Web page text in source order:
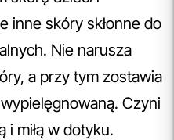
inne skóry skłonne do
Nie narusza
a przy tym zostawia
Czyni
i miłą w dotyku.